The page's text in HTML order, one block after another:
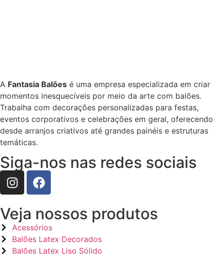
A Fantasia Balões é uma empresa especializada em criar
momentos inesquecíveis por meio da arte com balões.
Trabalha com decorações personalizadas para festas,
eventos corporativos e celebrações em geral, oferecendo
desde arranjos criativos até grandes painéis e estruturas
temáticas.
Siga-nos nas redes sociais
Veja nossos produtos
Acessórios
Balões Latex Decorados
Balões Latex Liso Sólido